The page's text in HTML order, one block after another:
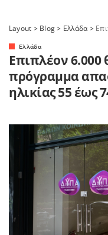
Layout > Blog> Ελλάδα>
Ελλάδα
Επιπλέον 6.000
πρόγραμμα
ηλικίας 55 έως